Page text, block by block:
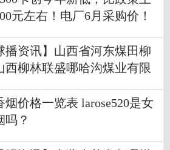
元左右！电厂6月采购价！
播资讯】山西省河东煤田柳
西柳林联盛哪哈沟煤业有限
烟价格一览表 larose520是女
吗？